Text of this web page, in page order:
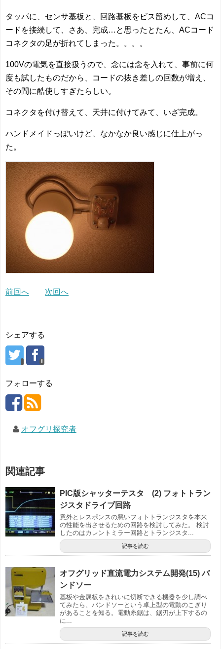
タッパに、センサ基板と、回路基板をビス留めして、ACコ
ードを接続して、さあ、完成…と思ったとたん、ACコード
コネクタの足が折れてしまった。。。。
100Vの電気を直接扱うので、念には念を入れて、事前に何
度も試したものだから、コードの抜き差しの回数が増え、
その間に酷使しすぎたらしい。
コネクタを付け替えて、天井に付けてみて、いざ完成。
ハンドメイドっぽいけど、なかなか良い感じに仕上がっ
た。
前回へ 次回へ
シェアする
フォローする
オフグリ探究者
関連記事
PIC版シャッターテスタ (2) フォトトラン
ジスタドライブ回路
意外とレスポンスの悪いフォトトランジスタを本来
の性能を出させるための回路を検討してみた。 検討
したのはカレントミラー回路とトランジスタ...
記事を読む
オフグリッド直流電力システム開発(15) バ
ンドソー
基板や金属板をきれいに切断できる機器を少し調べ
てみたら、バンドソーという卓上型の電動のこぎり
があることを知る。電動糸鋸は、鋸刃が上下するの
に...
記事を読む